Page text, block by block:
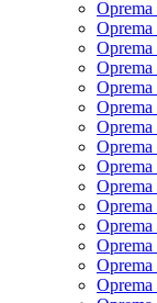
Oprema
Oprema
Oprema
Oprema
Oprema
Oprema
Oprema
Oprema
Oprema
Oprema
Oprema
Oprema